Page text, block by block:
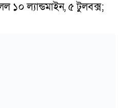
১০ ল্যান্ডমাইন, ৫ টুলবক্স;